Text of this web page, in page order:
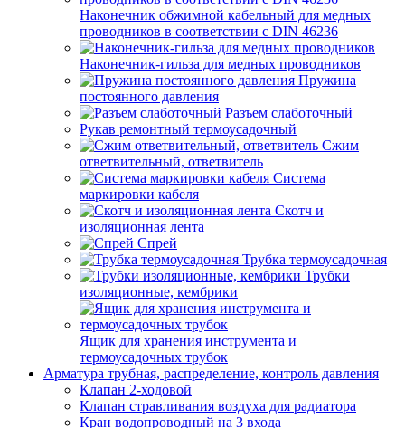
Наконечник обжимной кабельный для медных
проводников в соответствии с DIN 46236
Наконечник-гильза для медных проводников
Пружина
постоянного давления
Разъем слаботочный
Рукав ремонтный термоусадочный
Сжим
ответвительный, ответвитель
Система
маркировки кабеля
Скотч и
изоляционная лента
Спрей
Трубка термоусадочная
Трубки
изоляционные, кембрики
Ящик для хранения инструмента и
термоусадочных трубок
Арматура трубная, распределение, контроль давления
Клапан 2-ходовой
Клапан стравливания воздуха для радиатора
Кран водопроводный на 3 входа